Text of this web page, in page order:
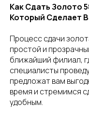
Как Сдать Золото
Который Сделает
Процесс сдачи
простой и
ближайший филиал,
специалисты
предложат вам
время и стремимся
удобным.